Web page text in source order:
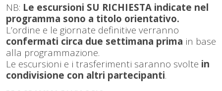
NB: Le escursioni SU RICHIESTA indicate nel
programma sono a titolo orientativo.
L’ordine e le giornate definitive verranno
confermati circa due settimana prima in base
alla programmazione.
Le escursioni e i trasferimenti saranno svolte in
condivisione con altri partecipanti.